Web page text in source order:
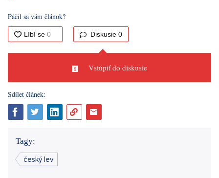
Páčil sa vám článok?
Diskusie 0
Vstúpiť do diskusie
Sdílet článek:
Tagy:
český lev